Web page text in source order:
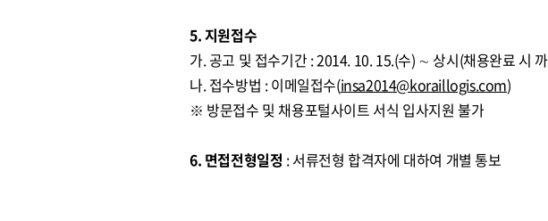
5. 지원접수
가. 공고 및 접수기간 : 2014. 10. 15.(수) ∼ 상시(채용완료 시
나. 접수방법 : 이메일접수(insa2014@koraillogis.com)
※ 방문접수 및 채용포털사이트 서식 입사지원 불가
6. 면접전형일정 : 서류전형 합격자에 대하여 개별 통보